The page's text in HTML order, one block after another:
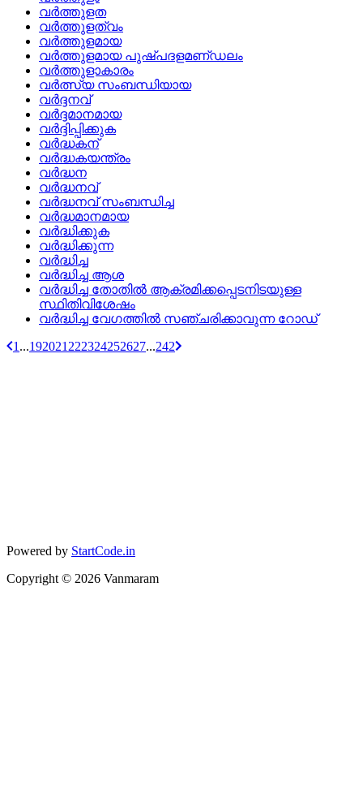
വര്‍ത്തുളത
വര്‍ത്തുളത്വം
വര്‍ത്തുളമായ
വര്‍ത്തുളമായ പുഷ്‌പദളമണ്‌ഡലം
വര്‍ത്തുളാകാരം
വര്‍ത്സ്യ സംബന്ധിയായ
വര്‍ദ്ദനവ്
വര്‍ദ്ദമാനമായ
വര്‍ദ്ദിപ്പിക്കുക
വര്‍ദ്ധകന്
വര്‍ദ്ധകയന്ത്രം
വര്‍ദ്ധന
വര്‍ദ്ധനവ്
വര്‍ദ്ധനവ്‌ സംബന്ധിച്ച
വര്‍ദ്ധമാനമായ
വര്‍ദ്ധിക്കുക
വര്‍ദ്ധിക്കുന്ന
വര്‍ദ്ധിച്ച
വര്‍ദ്ധിച്ച ആശ
വര്‍ദ്ധിച്ച തോതില്‍ ആക്രമിക്കപ്പെടനിടയുള്ള
സ്ഥിതിവിശേഷം
വര്‍ദ്ധിച്ച വേഗത്തില്‍ സഞ്ചരിക്കാവുന്ന റോഡ്
1 ...192021 222324252627...242
Powered by StartCode.in
Copyright © 2026 Vanmaram